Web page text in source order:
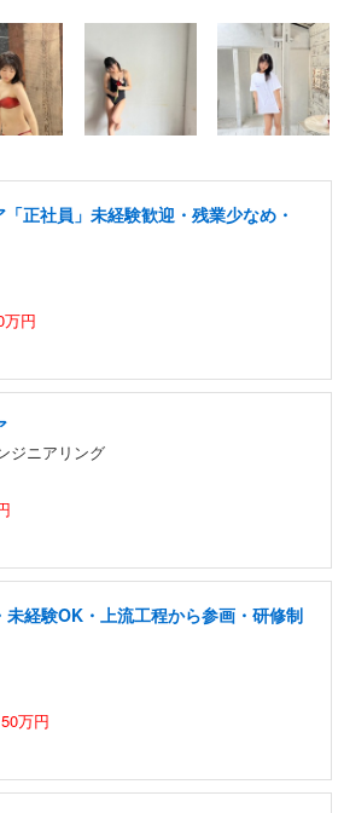
正社員」未経験歓迎・残業少なめ・
万円
ジニアリング
未経験OK・上流工程から参画・研修制
万円